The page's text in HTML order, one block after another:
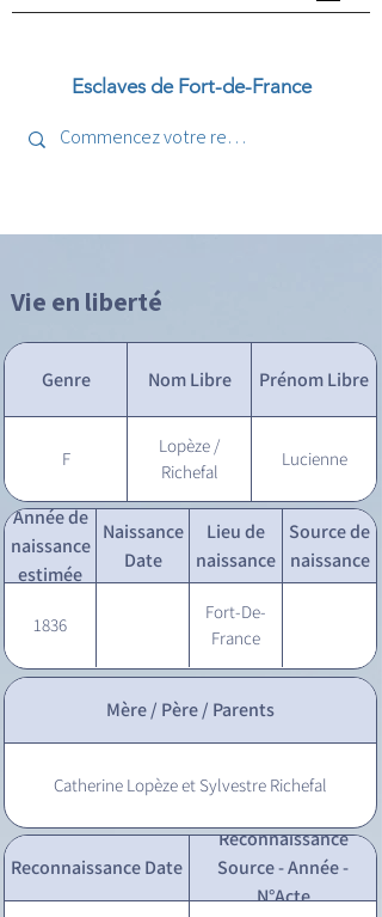
Esclaves de Fort-de-France
Vie en liberté
Genre Nom Libre Prénom Libre
F
Lopèze /
Richefal
Lucienne
Année de
naissance
estimée
Naissance
Date
Lieu de
naissance
Source de
naissance
1836
Fort-De-
France
Mère / Père / Parents
Catherine Lopèze et Sylvestre Richefal
Reconnaissance Date
Reconnaissance
Source - Année -
N°Acte